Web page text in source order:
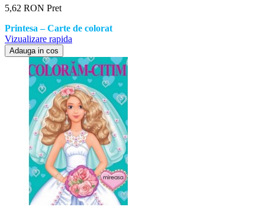
5,62 RON Pret
Printesa – Carte de colorat
Vizualizare rapida
Adauga in cos